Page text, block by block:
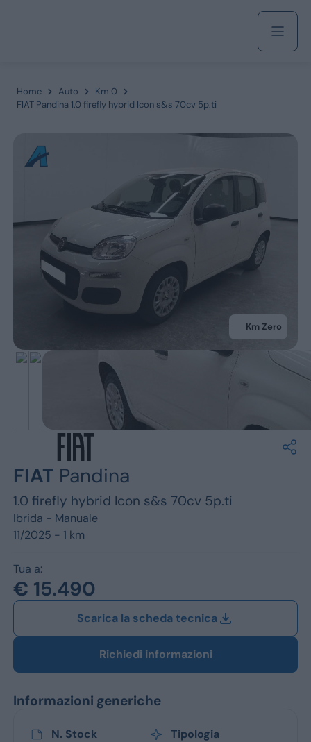
Azienda
Servizi
Fiat
Jeep
Vedi tutti i marchi
Home Auto
Km 0
FIAT Pandina 1.0 firefly hybrid Icon s&s 70cv 5p.ti
Km Zero
FIAT Pandina
1.0 firefly hybrid Icon s&s 70cv 5p.ti
Ibrida - Manuale
11/2025 - 1 km
Tua a:
€ 15.490
Scarica la scheda tecnica
Richiedi informazioni
Informazioni generiche
N. Stock
Tipologia